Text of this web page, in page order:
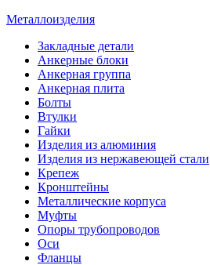
Металлоизделия
Закладные детали
Анкерные блоки
Анкерная группа
Анкерная плита
Болты
Втулки
Гайки
Изделия из алюминия
Изделия из нержавеющей стали
Крепеж
Кронштейны
Металлические корпуса
Муфты
Опоры трубопроводов
Оси
Фланцы